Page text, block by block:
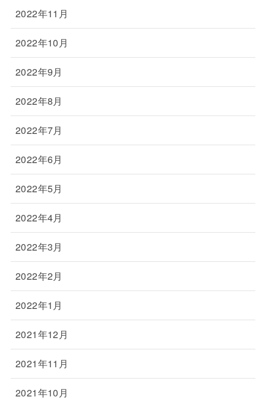
2022年11月
2022年10月
2022年9月
2022年8月
2022年7月
2022年6月
2022年5月
2022年4月
2022年3月
2022年2月
2022年1月
2021年12月
2021年11月
2021年10月